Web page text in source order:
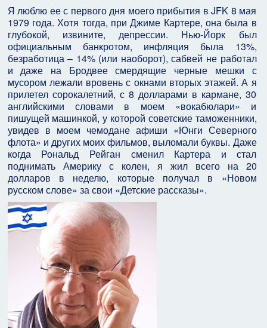
Я люблю ее с первого дня моего прибытия в JFK 8 мая
1979 года. Хотя тогда, при Джиме Картере, она была в
глубокой, извините, депрессии. Нью-Йорк был
официальным банкротом, инфляция была 13%,
безработица – 14% (или наоборот), сабвей не работал
и даже на Бродвее смердящие черные мешки с
мусором лежали вровень с окнами вторых этажей. А я
прилетел сорокалетний, с 8 долларами в кармане, 30
английскими словами в моем «вокабюлари» и
пишущей машинкой, у которой советские таможенники,
увидев в моем чемодане афиши «Юнги Северного
флота» и других моих фильмов, выломали буквы. Даже
когда Рональд Рейган сменил Картера и стал
поднимать Америку с колен, я жил всего на 20
долларов в неделю, которые получал в «Новом
русском слове» за свои «Детские рассказы».